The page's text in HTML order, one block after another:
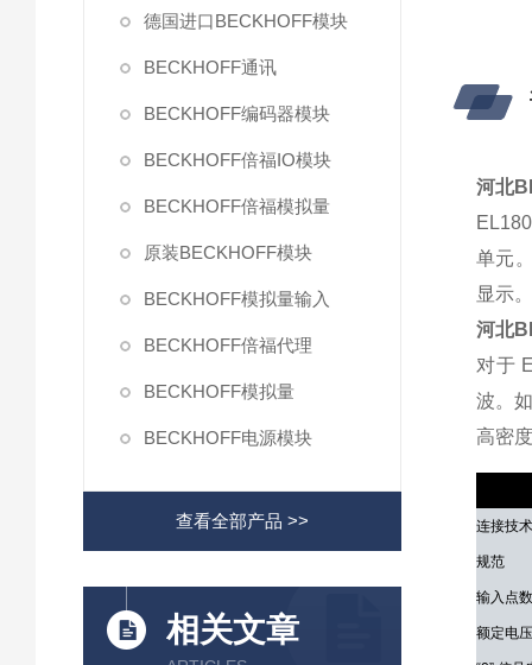
德国进口BECKHOFF模块
BECKHOFF通讯
BECKHOFF编码器模块
BECKHOFF倍福IO模块
BECKHOFF倍福模拟量
原装BECKHOFF模块
BECKHOFF模拟量输入
BECKHOFF倍福代理
BECKHOFF模拟量
BECKHOFF电源模块
查看全部产品 >>
相关文章
河北
单元
显示
河北
对于
波。
高密
连接技
规范
输入点
额定电